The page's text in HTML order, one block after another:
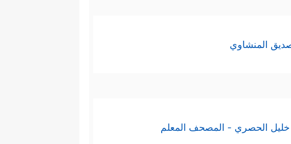
المنشاوي
الحصري - المصحف المعلم